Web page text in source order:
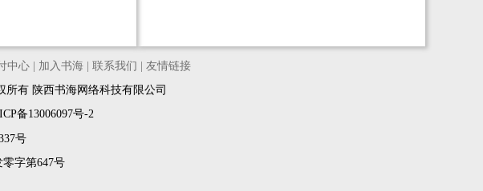
中心| 加入书海| 联系我们
友情链接
所有 陕西书海网络科技有限公司
备13006097号-2
号
字第647号